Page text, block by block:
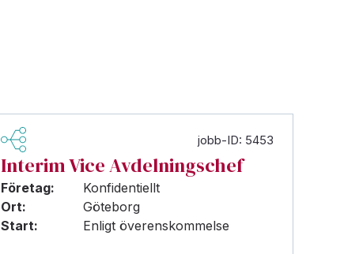
jobb-ID: 5453
Interim Vice Avdelningschef
Företag:
Konfidentiellt
Ort:
Göteborg
Start:
Enligt överenskommelse